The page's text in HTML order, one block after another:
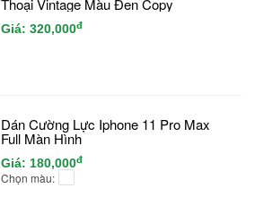
Thoại Vintage Màu Đen Copy
Giá: 320,000đ
Dán Cường Lực Iphone 11 Pro Max
Full Màn Hình
Giá: 180,000đ
Chọn màu: